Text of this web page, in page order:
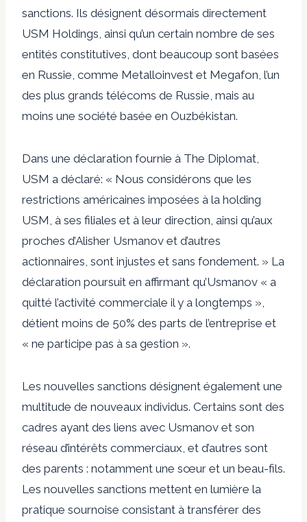
sanctions. Ils désignent désormais directement
USM Holdings, ainsi qu’un certain nombre de ses
entités constitutives, dont beaucoup sont basées
en Russie, comme Metalloinvest et Megafon, l’un
des plus grands télécoms de Russie, mais au
moins une société basée en Ouzbékistan.
Dans une déclaration fournie à The Diplomat,
USM a déclaré: « Nous considérons que les
restrictions américaines imposées à la holding
USM, à ses filiales et à leur direction, ainsi qu’aux
proches d’Alisher Usmanov et d’autres
actionnaires, sont injustes et sans fondement. » La
déclaration poursuit en affirmant qu’Usmanov « a
quitté l’activité commerciale il y a longtemps »,
détient moins de 50% des parts de l’entreprise et
« ne participe pas à sa gestion ».
Les nouvelles sanctions désignent également une
multitude de nouveaux individus. Certains sont des
cadres ayant des liens avec Usmanov et son
réseau d’intérêts commerciaux, et d’autres sont
des parents : notamment une sœur et un beau-fils.
Les nouvelles sanctions mettent en lumière la
pratique sournoise consistant à transférer des